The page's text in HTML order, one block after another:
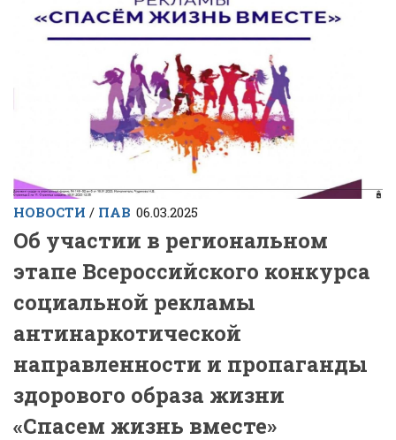
НОВОСТИ / ПАВ 06.03.2025
Об участии в региональном
этапе Всероссийского конкурса
социальной рекламы
антинаркотической
направленности и пропаганды
здорового образа жизни
«Спасем жизнь вместе»